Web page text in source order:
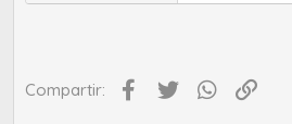
Compartir: Facebook
Twitter WhatsApp